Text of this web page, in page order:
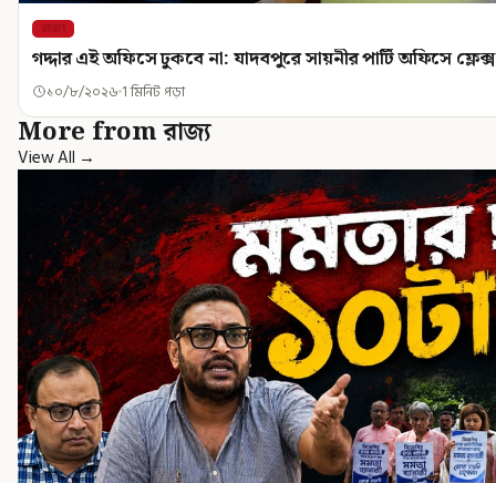
রাজ্য
গদ্দার এই অফিসে ঢুকবে না: যাদবপুরে সায়নীর পার্টি অফিসে
১০/৮/২০২৬ 1 মিনিট পড়া
More from রাজ্য
View All →